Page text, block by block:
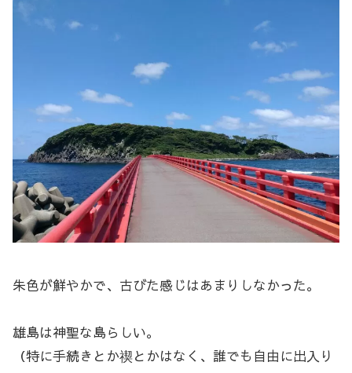
朱色が鮮やかで、古びた感じはあまりしなかった。
雄島は神聖な島らしい。
（特に手続きとか禊とかはなく、誰でも自由に出入り